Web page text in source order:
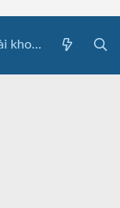
Tạo tài khoản